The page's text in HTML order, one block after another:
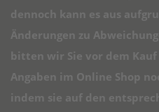
dennoch kann es aus
Änderungen zu
bitten wir Sie vor dem
Angaben im Online Shop
indem sie auf den